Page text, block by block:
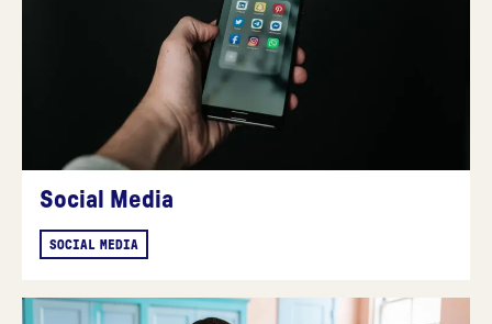
Social Media
SOCIAL MEDIA